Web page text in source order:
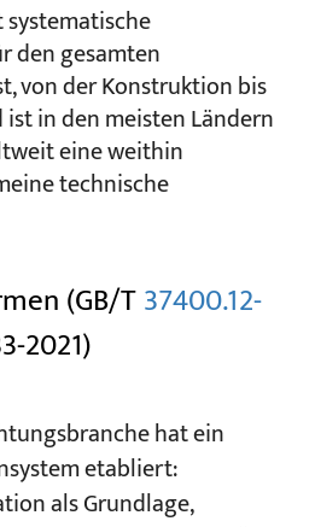
den gesamten
von der Konstruktion bis
in den meisten Ländern
eine weithin
technische
(GB/T37400.12-
2021)
hat ein
etabliert:
als Grundlage,